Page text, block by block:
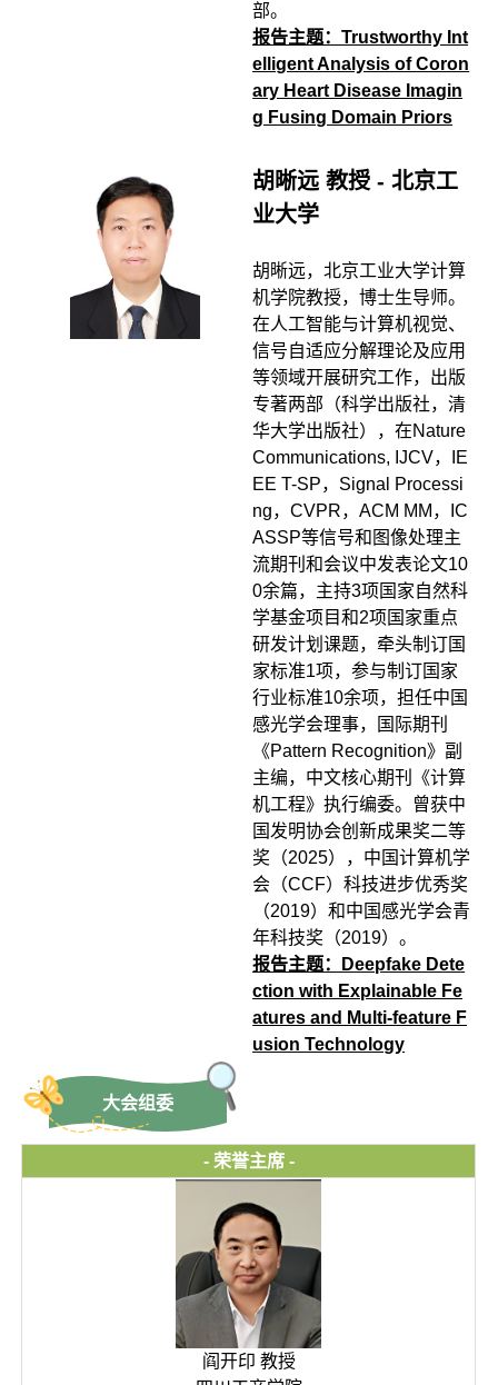
部。
报告主题：Trustworthy Int
elligent Analysis of Coron
ary Heart Disease Imagin
g Fusing Domain Priors
胡晰远 教授 - 北京工
业大学
胡晰远，北京工业大学计算
机学院教授，博士生导师。
在人工智能与计算机视觉、
信号自适应分解理论及应用
等领域开展研究工作，出版
专著两部（科学出版社，清
华大学出版社），在Nature
Communications, IJCV，IE
EE T-SP，Signal Processi
ng，CVPR，ACM MM，IC
ASSP等信号和图像处理主
流期刊和会议中发表论文10
0余篇，主持3项国家自然科
学基金项目和2项国家重点
研发计划课题，牵头制订国
家标准1项，参与制订国家
行业标准10余项，担任中国
感光学会理事，国际期刊
《Pattern Recognition》副
主编，中文核心期刊《计算
机工程》执行编委。曾获中
国发明协会创新成果奖二等
奖（2025），中国计算机学
会（CCF）科技进步优秀奖
（2019）和中国感光学会青
年科技奖（2019）。
报告主题：Deepfake Dete
ction with Explainable Fe
atures and Multi-feature F
usion Technology
大会组委
- 荣誉主席 -
阎开印 教授